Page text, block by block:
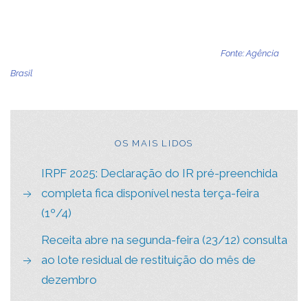
Fonte: Agência
Brasil
OS MAIS LIDOS
IRPF 2025: Declaração do IR pré-preenchida
completa fica disponível nesta terça-feira
(1º/4)
Receita abre na segunda-feira (23/12) consulta
ao lote residual de restituição do mês de
dezembro